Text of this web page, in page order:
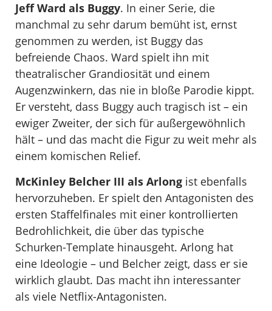
Jeff Ward als Buggy. In einer Serie, die
manchmal zu sehr darum bemüht ist, ernst
genommen zu werden, ist Buggy das
befreiende Chaos. Ward spielt ihn mit
theatralischer Grandiosität und einem
Augenzwinkern, das nie in bloße Parodie kippt.
Er versteht, dass Buggy auch tragisch ist – ein
ewiger Zweiter, der sich für außergewöhnlich
hält – und das macht die Figur zu weit mehr als
einem komischen Relief.
McKinley Belcher III als Arlong ist ebenfalls
hervorzuheben. Er spielt den Antagonisten des
ersten Staffelfinales mit einer kontrollierten
Bedrohlichkeit, die über das typische
Schurken-Template hinausgeht. Arlong hat
eine Ideologie – und Belcher zeigt, dass er sie
wirklich glaubt. Das macht ihn interessanter
als viele Netflix-Antagonisten.